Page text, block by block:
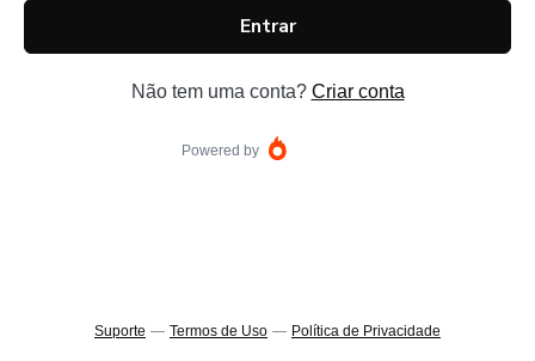
Entrar
Não tem uma conta? Criar conta
Powered by
Suporte — Termos de Uso — Política de Privacidade